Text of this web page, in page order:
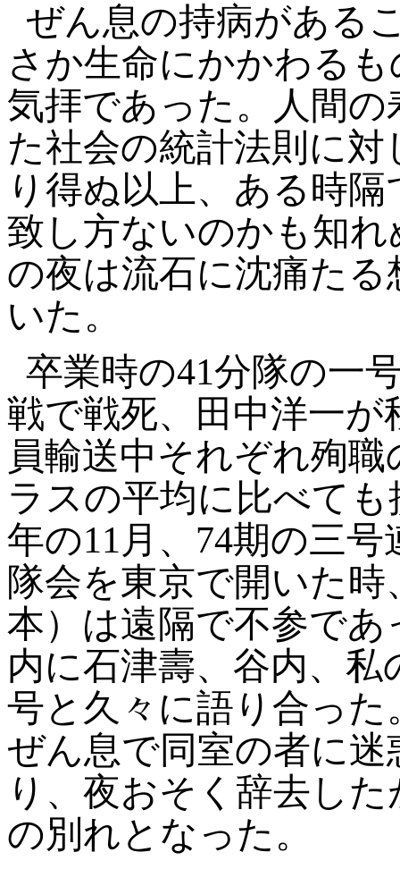
ぜん息の持病がある
さか生命にかかわる
気拝であった。人間
た社会の統計法則に対
り得ぬ以上、ある時
致し方ないのかも知
の夜は流石に沈痛た
いた。
卒業時の41分隊の一
戦で戦死、田中洋一
員輸送中それぞれ殉
ラスの平均に比べて
年の11月、74期の三
隊会を東京で開いた
本）は遠隔で不参で
内に石津壽、谷内、私
号と久々に語り合っ
ぜん息で同室の者に
り、夜おそく辞去し
の別れとなった。